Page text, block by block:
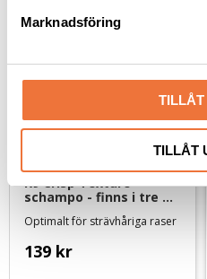
Marknadsföring
TILLÅT
K9 Crisp Texture
schampo - finns i tre
Optimalt för strävhåriga raser
139 kr